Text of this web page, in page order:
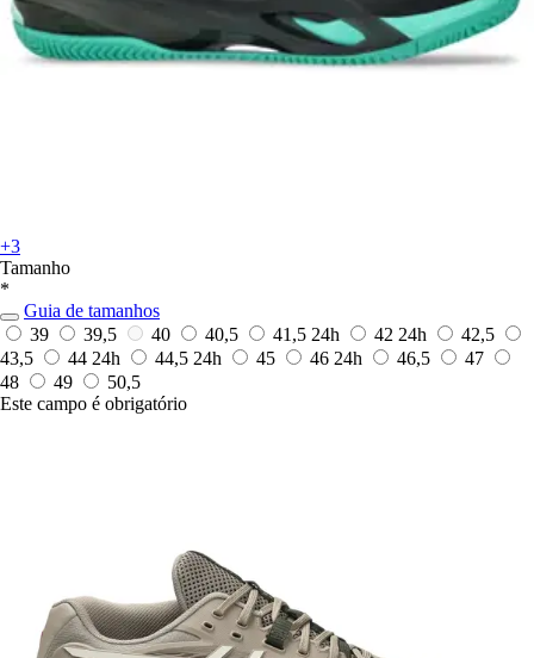
+3
Tamanho
*
Guia de tamanhos
39
39,5 40 40,5 41,5 24h 42 24h
42,5
43,5
44 24h 44,5 24h 45 46 24h 46,5
47
48
49
50,5
Este campo é obrigatório